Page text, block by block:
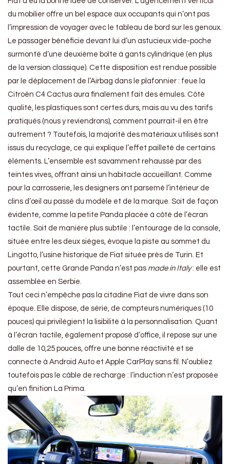
du mobilier offre un bel espace aux occupants qui n’ont pas
l’impression de voyager avec le tableau de bord sur les genoux.
Le passager bénéficie devant lui d’un astucieux vide-poche
surmonté d’une deuxième boîte à gants cylindrique (en plus
de la version classique). Cette disposition est rendue possible
par le déplacement de l’Airbag dans le plafonnier : feue la
Citroën C4 Cactus aura finalement fait des émules. Côté
qualité, les plastiques sont certes durs, mais au vu des tarifs
pratiqués (nous y reviendrons), comment pourrait-il en être
autrement ? Toutefois, la majorité des matériaux utilisés sont
issus du recyclage, ce qui explique l’effet pailleté de certains
éléments. L’ensemble est savamment rehaussé par des
teintes vives, offrant ainsi un habitacle accueillant. Comme
pour la carrosserie, les designers ont parsemé l’intérieur de
clins d’œil au passé du modèle et de la marque. Soit de façon
évidente, comme la petite Panda placée à côté de l’écran
tactile. Soit de manière plus subtile : l’entourage de la console,
située entre les deux sièges, évoque la piste au sommet du
Lingotto, l’usine historique de Fiat située près de Turin. Et
pourtant, cette Grande Panda n’est pas made in Italy: elle est
assemblée en Serbie.
Tout ceci n’empêche pas la citadine Fiat de vivre dans son
époque. Elle dispose, de série, de compteurs numériques (10
pouces) qui privilégient la lisibilité à la personnalisation. Quant
à l’écran tactile, également proposé d’office, il repose sur une
dalle de 10,25 pouces, offre une bonne réactivité et se
connecte à Android Auto et Apple CarPlay sans fil. N’oubliez
toutefois pas le câble de recharge : l’induction n’est proposée
qu’en finition La Prima.